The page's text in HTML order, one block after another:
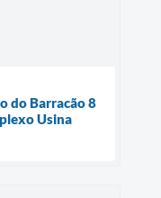
do Barracão 8
Usina